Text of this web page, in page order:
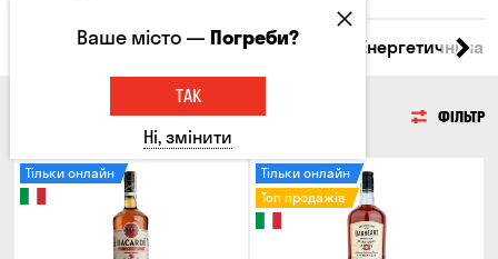
Джин Текіла Ром Вода Енергетичні
ФІЛЬТР
Тільки онлайн
Тільки онлайн
Топ продажів
Ваше місто —Погреби?
ТАК
Ні, змінити